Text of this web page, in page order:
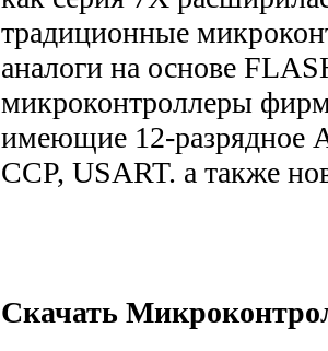
традиционные
аналоги на основе
микроконтроллеры
имеющие 12-разрядное
CCP, USART. а также
Скачать